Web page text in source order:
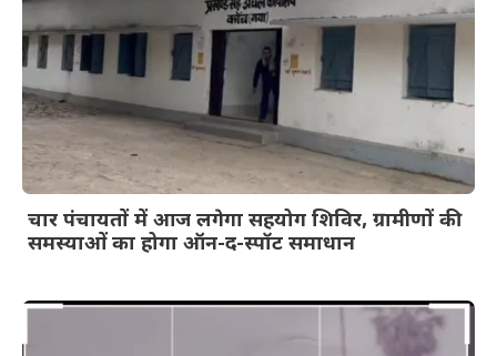
चार पंचायतों में आज लगेगा सहयोग शिविर, ग्रामीणों की
समस्याओं का होगा ऑन-द-स्पॉट समाधान